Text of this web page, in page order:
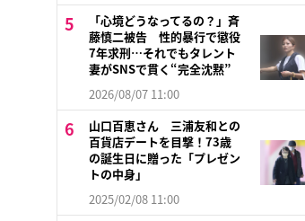
「心境どうなってるの？」斉
藤慎二被告 性的暴行で懲役
7年求刑…それでもタレント
妻がSNSで貫く“完全沈黙”
2026/08/07 11:00
山口百恵さん 三浦友和との
百貨店デートを目撃！73歳
の誕生日に贈った「プレゼン
トの中身」
2025/02/08 11:00